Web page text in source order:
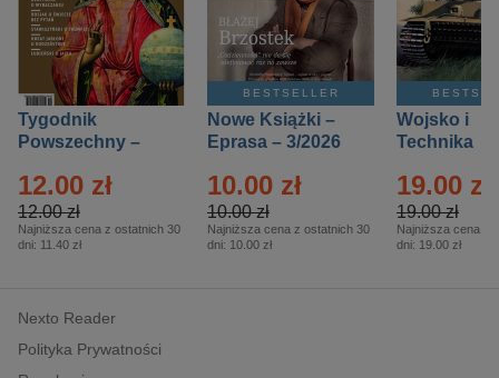
Tygodnik
Powszechny –
12.00 zł
12.00 zł
Najniższa cena z ostatnich 30
dni: 11.40 zł
BESTSELLER
Nowe Książki –
Eprasa – 3/2026
10.00 zł
10.00 zł
Najniższa cena z ostatnich 30
dni: 10.00 zł
Wojsko i
Technika
– 2/2026
19.00 zł
19.00 zł
Najniższa cena z
dni: 19.00 zł
Nexto Reader
Polityka Prywatności